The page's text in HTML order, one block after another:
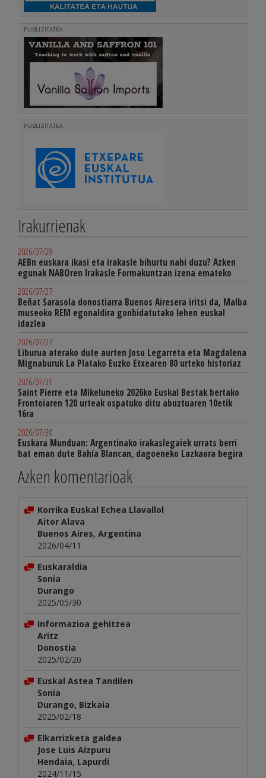
PUBLIZITATEA
PUBLIZITATEA
Irakurrienak
2026/07/29
AEBn euskara ikasi eta irakasle bihurtu nahi duzu? Azken
egunak NABOren Irakasle Formakuntzan izena emateko
2026/07/27
Beñat Sarasola donostiarra Buenos Airesera iritsi da, Malba
museoko REM egonaldira gonbidatutako lehen euskal
idazlea
2026/07/27
Liburua aterako dute aurten Josu Legarreta eta Magdalena
Mignaburuk La Platako Euzko Etxearen 80 urteko historiaz
2026/07/31
Saint Pierre eta Mikeluneko 2026ko Euskal Bestak bertako
Frontoiaren 120 urteak ospatuko ditu abuztuaren 10etik
16ra
2026/07/30
Euskara Munduan: Argentinako irakaslegaiek urrats berri
bat eman dute Bahía Blancan, dagoeneko Lazkaora begira
Azken komentarioak
Korrika Euskal Echea Llavallol
Aitor Alava
Buenos Aires, Argentina
2026/04/11
Euskaraldia
Sonia
Durango
2025/05/30
Informazioa gehitzea
Aritz
Donostia
2025/02/20
Euskal Astea Tandilen
Sonia
Durango, Bizkaia
2025/02/18
Elkarrizketa galdea
Jose Luis Aizpuru
Hendaia, Lapurdi
2024/11/15